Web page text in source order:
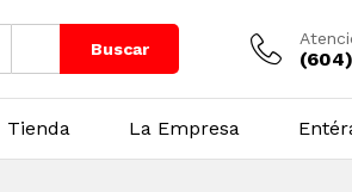
Buscar
Tienda La Empresa